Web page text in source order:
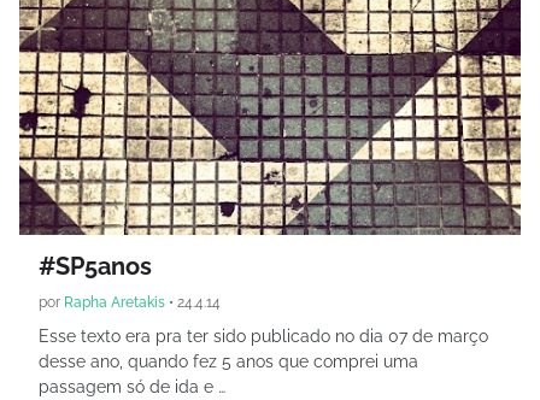
#SP5anos
por Rapha Aretakis • 24.4.14
Esse texto era pra ter sido publicado no dia 07 de março
desse ano, quando fez 5 anos que comprei uma
passagem só de ida e …